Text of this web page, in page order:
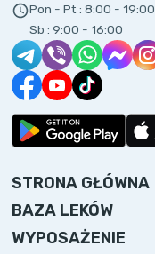
Pon - Pt : 8:00 - 19:00
Sb : 9:00 - 16:00
STRONA GŁÓWNA
BAZA LEKÓW
WYPOSAŻENIE